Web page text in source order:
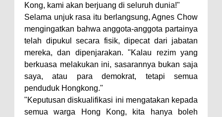
Kong, kami akan berjuang di seluruh dunia!"
Selama unjuk rasa itu berlangsung, Agnes Chow
mengingatkan bahwa anggota-anggota partainya
telah dipukul secara fisik, dipecat dari jabatan
mereka, dan dipenjarakan. "Kalau rezim yang
berkuasa melakukan ini, sasarannya bukan saja
saya, atau para demokrat, tetapi semua
penduduk Hongkong."
"Keputusan diskualifikasi ini mengatakan kepada
semua warga Hong Kong, kita hanya boleh